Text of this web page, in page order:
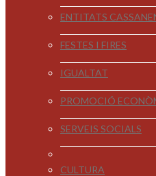
ENTITATS
FESTES I FIRES
IGUALTAT
PROMOCIÓ
SERVEIS SOCIALS
CULTURA